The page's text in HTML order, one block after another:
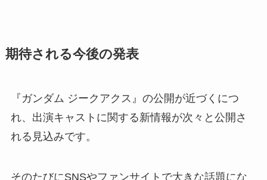
期待される今後の発表
『ガンダム ジークアクス』の公開が近づくにつ
れ、出演キャストに関する新情報が次々と公開さ
れる見込みです。
そのたびにSNSやファンサイトで大きな話題にな